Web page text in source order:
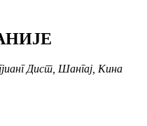
Дист, Шангај, Кина